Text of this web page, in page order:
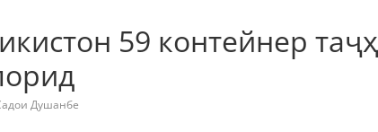
59 контейнер
Душанбе